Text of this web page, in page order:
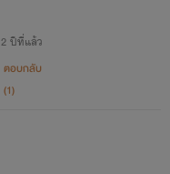
2 ปีที่แล้ว
ตอบกลับ
(1)